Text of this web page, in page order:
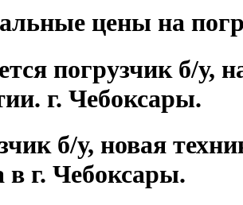
цены на
погрузчик б/у,
г. Чебоксары.
б/у, новая
в г. Чебоксары.